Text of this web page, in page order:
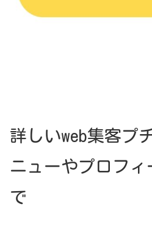
詳しいweb集客プ
ニューやプロフィ
で